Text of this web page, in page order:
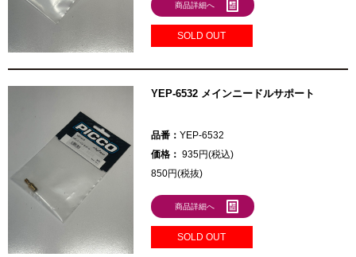
商品詳細へ
SOLD OUT
YEP-6532 メインニードルサポート
品番： YEP-6532
価格： 935円(税込)
850円(税抜)
商品詳細へ
SOLD OUT